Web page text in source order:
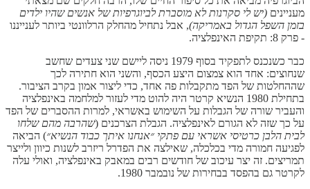
מעניינים (יש לי סקרנות לא מוסברת לביוגרפיות של אנשים שהיו ילדים
בזמן השפל הגדול באמריקה), אבל נתחיל מהחלק הרלוונטי ביותר לענייננו
- פרק 8: תקיפת האינפלציה.
כבר כשנכנס לתפקיד בסוף 1979 ניסה ליישם שני צעדים שחשב
שנחוצים: אחד הוא צמצום היצע הכסף, והשני הוא חתירה לכך
שההחלטות של הפד מתקבלות פה אחד, כדי ליצור אמון בקרב הציבור.
בתחילת 1980 הנשיא קרטר היה להוט מדי לעזור למלחמה באינפלציה
והעביר שורה של הגבלות על השימוש באשראי, למרות ההסברים של הפד
על כך שזה לא הגורם לאינפלציה. הגבלת הצרכנים (שהרבה מהם שלחו
לבית הלבן כרטיסי אשראי עם פתקי ״אנחנו איתך כבוד הנשיא״) הביאה
לפגיעה חמורה מדי בכלכלה, שאילצה את הפדרל ריזרב לשנות כיוון ולייצר
תמריצים. זה יצר עיכוב של חודשים רבים במאבק באינפלציה, ואולי עלה
לקרטר גם בהפסד בבחירות של נובמבר 1980.